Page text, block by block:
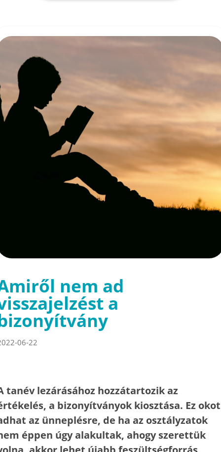
nem ad
a
06-22
tanév lezárásához hozzátartozik az
a bizonyítványok kiosztása. Ez okot
az ünneplésre, de ha az osztályzatok
éppen úgy alakultak, ahogy szerettük